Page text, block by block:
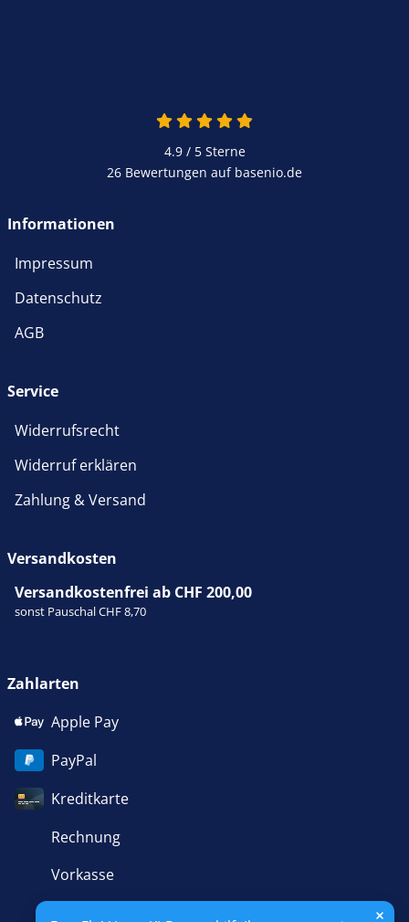
4.9 von 5
4.9 / 5Sterne
26 Bewertungen auf basenio.de
Informationen
Impressum
Datenschutz
AGB
Service
Widerrufsrecht
Widerruf erklären
Zahlung & Versand
Versandkosten
Versandkostenfrei ab CHF 200,00
sonst Pauschal CHF 8,70
Zahlarten
Apple Pay
PayPal
Kreditkarte
Rechnung
Vorkasse